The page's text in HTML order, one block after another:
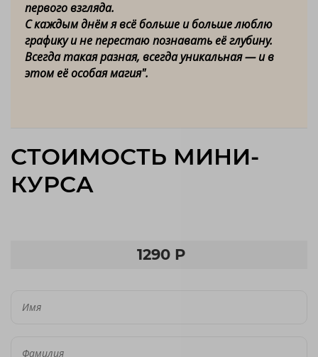
первого взгляда.
С каждым днём я всё больше и больше люблю
графику и не перестаю познавать её глубину.
Всегда такая разная, всегда уникальная — и в
этом её особая магия".
СТОИМОСТЬ МИНИ-
КУРСА
1290 Р